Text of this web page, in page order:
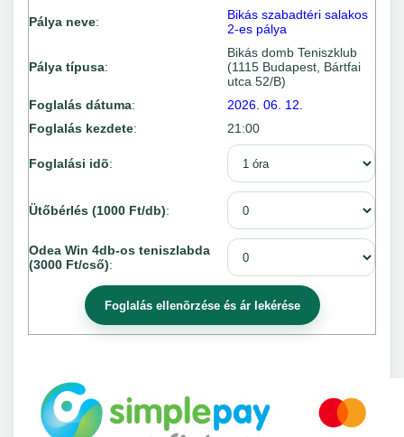
Pálya neve:
Bikás szabadtéri salakos
2-es pálya
Pálya típusa:
Bikás domb Teniszklub
(1115 Budapest, Bártfai
utca 52/B)
Foglalás dátuma:
2026. 06. 12.
Foglalás kezdete: 21:00
Foglalási idõ:
Ütőbérlés (1000 Ft/db):
Odea Win 4db-os teniszlabda
(3000 Ft/cső):